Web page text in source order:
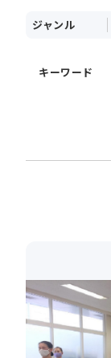
ジャンル
キーワード